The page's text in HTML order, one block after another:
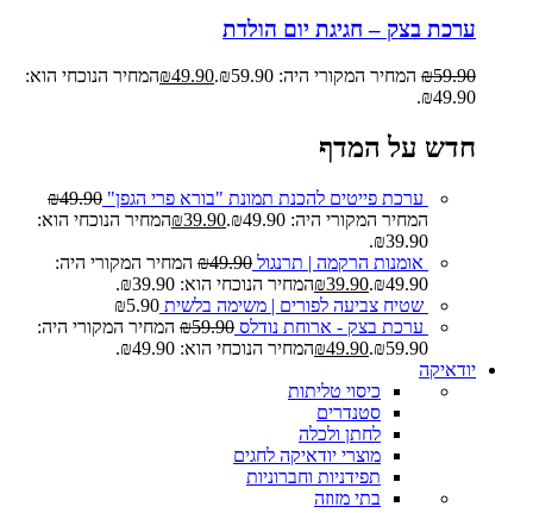
ערכת בצק – חגיגת יום הולדת
₪59.90 המחיר המקורי היה: ₪59.90. ₪49.90
המחיר הנוכחי הוא:
₪49.90.
חדש על המדף
ערכת פייטים להכנת תמונת "בורא פרי הגפן" ₪49.90
המחיר המקורי היה: ₪49.90.
₪39.90
המחיר הנוכחי הוא:
₪39.90.
אומנות הרקמה | תרנגול
₪49.90
המחיר המקורי היה:
₪49.90.
₪39.90
המחיר הנוכחי הוא: ₪39.90.
שטיח צביעה לפורים | משימה בלשית
₪5.90
ערכת בצק - ארוחת נודלס
₪59.90
המחיר המקורי היה:
₪59.90.
₪49.90
המחיר הנוכחי הוא: ₪49.90.
יודאיקה
כיסוי טליתות
סטנדרים
לחתן ולכלה
מוצרי יודאיקה לחגים
תפידניות וחברוניות
בתי מזוזה